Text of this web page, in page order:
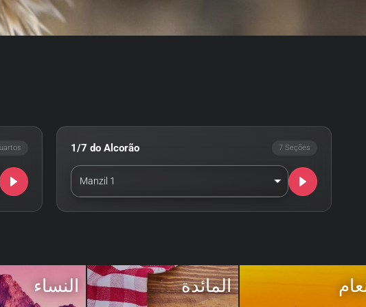
1/7 do Alcorão 7 Seções
Manzil 1
النساء المائدة